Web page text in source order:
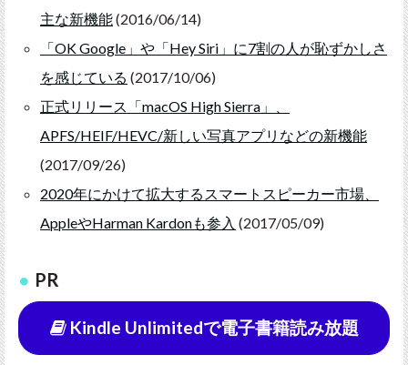
主な新機能(2016/06/14)
「OK Google」や「Hey Siri」に7割の人が恥ずかしさ
を感じている (2017/10/06)
正式リリース「macOS High Sierra」、
APFS/HEIF/HEVC/新しい写真アプリなどの新機能
(2017/09/26)
2020年にかけて拡大するスマートスピーカー市場、
AppleやHarman Kardonも参入 (2017/05/09)
PR
Kindle Unlimitedで電子書籍読み放題